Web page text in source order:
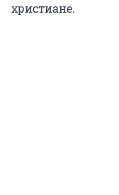
христиане.